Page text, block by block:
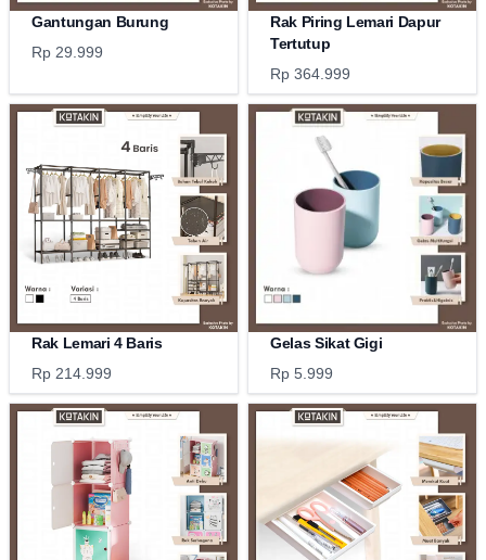
Gantungan Burung
Rp 29.999
Rak Piring Lemari Dapur
Tertutup
Rp 364.999
Rak Lemari 4 Baris
Rp 214.999
Gelas Sikat Gigi
Rp 5.999